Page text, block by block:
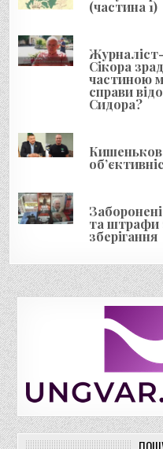
и
с
і
в
(частина 1)
Сікора
частиною
справи
Сидора?
та штрафи
зберігання